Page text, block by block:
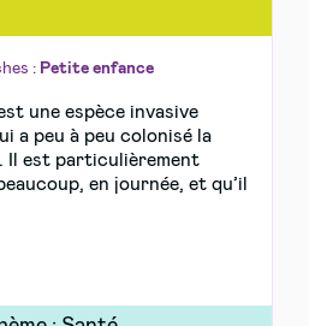
: Petite enfance
une espèce invasive
a peu à peu colonisé la
Il est particulièrement
en journée, et qu’il